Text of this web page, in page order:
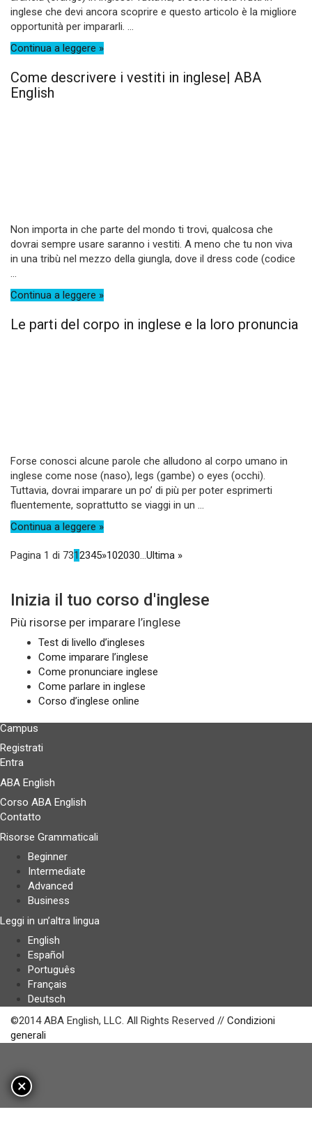
inglese che devi ancora scoprire e questo articolo è la migliore
opportunità per impararli. ...
Continua a leggere »
Come descrivere i vestiti in inglese| ABA
English
Non importa in che parte del mondo ti trovi, qualcosa che
dovrai sempre usare saranno i vestiti. A meno che tu non viva
in una tribù nel mezzo della giungla, dove il dress code (codice
...
Continua a leggere »
Le parti del corpo in inglese e la loro pronuncia
Forse conosci alcune parole che alludono al corpo umano in
inglese come nose (naso), legs (gambe) o eyes (occhi).
Tuttavia, dovrai imparare un po’ di più per poter esprimerti
fluentemente, soprattutto se viaggi in un ...
Continua a leggere »
Pagina 1 di 7312345»102030...Ultima »
Inizia il tuo corso d'inglese
Più risorse per imparare l’inglese
Test di livello d’ingleses
Come imparare l’inglese
Come pronunciare inglese
Come parlare in inglese
Corso d’inglese online
Campus
Registrati
Entra
ABA English
Corso ABA English
Contatto
Risorse Grammaticali
Beginner
Intermediate
Advanced
Business
Leggi in un’altra lingua
English
Español
Português
Français
Deutsch
©2014 ABA English, LLC. All Rights Reserved // Condizioni
generali
×